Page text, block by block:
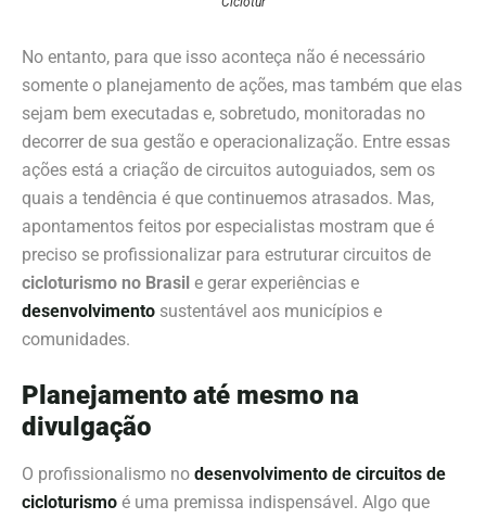
No entanto, para que isso aconteça não é necessário
somente o planejamento de ações, mas também que elas
sejam bem executadas e, sobretudo, monitoradas no
decorrer de sua gestão e operacionalização. Entre essas
ações está a criação de circuitos autoguiados, sem os
quais a tendência é que continuemos atrasados. Mas,
apontamentos feitos por especialistas mostram que é
preciso se profissionalizar para estruturar circuitos de
cicloturismo no Brasil e gerar experiências e
desenvolvimento sustentável aos municípios e
comunidades.
Planejamento até mesmo na
divulgação
O profissionalismo no desenvolvimento de circuitos de
cicloturismo é uma premissa indispensável. Algo que